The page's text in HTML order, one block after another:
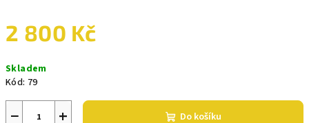
2 800 Kč
cena:
Skladem
Kód: 79
+
− Do košíku